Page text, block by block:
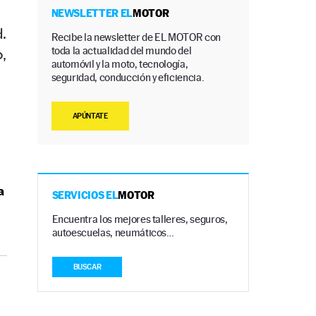
NEWSLETTER ELMOTOR
Recibe la newsletter de EL MOTOR con
toda la actualidad del mundo del
automóvil y la moto, tecnología,
seguridad, conducción y eficiencia.
APÚNTATE
SERVICIOS ELMOTOR
Encuentra los mejores talleres, seguros,
autoescuelas, neumáticos…
BUSCAR